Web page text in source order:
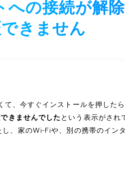
への接続が解
きません
て、今すぐインストールを押したら
きませんでした という表示がされ
し、家のWi-Fiや、別の携帯のイン